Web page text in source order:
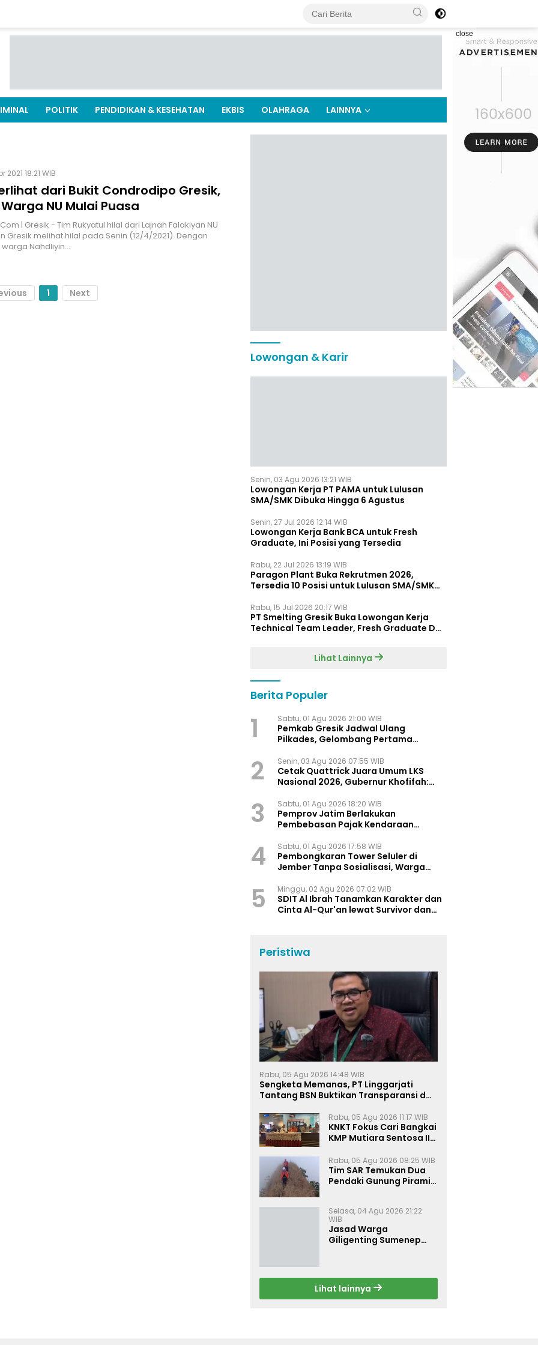
close
POLITIK PENDIDIKAN & KESEHATAN EKBIS OLAHRAGA LAINNYA
2021 18:21 WIB
dari Bukit Condrodipo Gresik,
NU Mulai Puasa
| Gresik - Tim Rukyatul hilal dari Lajnah Falakiyan NU
Gresik melihat hilal pada Senin (12/4/2021). Dengan
Nahdliyin…
1 Next
Lowongan & Karir
Senin, 03 Agu 2026 13:21 WIB
Lowongan Kerja PT PAMA untuk Lulusan
SMA/SMK Dibuka Hingga 6 Agustus
Senin, 27 Jul 2026 12:14 WIB
Lowongan Kerja Bank BCA untuk Fresh
Graduate, Ini Posisi yang Tersedia
Rabu, 22 Jul 2026 13:19 WIB
Paragon Plant Buka Rekrutmen 2026,
Tersedia 10 Posisi untuk Lulusan SMA/SMK
Rabu, 15 Jul 2026 20:17 WIB
PT Smelting Gresik Buka Lowongan Kerja
Technical Team Leader, Fresh Graduate D3
Lihat Lainnya
Berita Populer
1 Sabtu, 01 Agu 2026 21:00 WIB
Pemkab Gresik Jadwal Ulang
Pilkades, Gelombang Pertama
2 Senin, 03 Agu 2026 07:55 WIB
Cetak Quattrick Juara Umum LKS
Nasional 2026, Gubernur Khofifah:
Indonesia
3 Sabtu, 01 Agu 2026 18:20 WIB
Pemprov Jatim Berlakukan
Pembebasan Pajak Kendaraan
Insentifnya
4 Sabtu, 01 Agu 2026 17:58 WIB
Pembongkaran Tower Seluler di
Jember Tanpa Sosialisasi, Warga
Tanggung Jawab Perusahaan
5 Minggu, 02 Agu 2026 07:02 WIB
SDIT Al Ibrah Tanamkan Karakter dan
Cinta Al-Qur'an lewat Survivor dan
Peristiwa
Rabu, 05 Agu 2026 14:48 WIB
Sengketa Memanas, PT Linggarjati
Tantang BSN Buktikan Transparansi dan
Rabu, 05 Agu 2026 11:17 WIB
KNKT Fokus Cari Bangkai
KMP Mutiara Sentosa II
Kebakaran
Rabu, 05 Agu 2026 08:25 WIB
Tim SAR Temukan Dua
Pendaki Gunung Piramid
Selasa, 04 Agu 2026 21:22
WIB
Jasad Warga
Giligenting Sumenep
Lihat lainnya